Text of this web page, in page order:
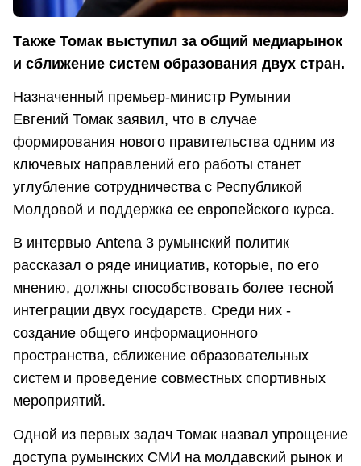
Также Томак выступил за общий медиарынок
и сближение систем образования двух стран.
Назначенный премьер-министр Румынии
Евгений Томак заявил, что в случае
формирования нового правительства одним из
ключевых направлений его работы станет
углубление сотрудничества с Республикой
Молдовой и поддержка ее европейского курса.
В интервью Antena 3 румынский политик
рассказал о ряде инициатив, которые, по его
мнению, должны способствовать более тесной
интеграции двух государств. Среди них -
создание общего информационного
пространства, сближение образовательных
систем и проведение совместных спортивных
мероприятий.
Одной из первых задач Томак назвал упрощение
доступа румынских СМИ на молдавский рынок и